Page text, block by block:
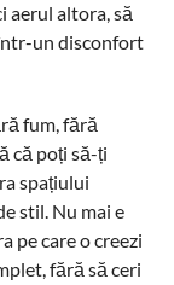
aerul altora, să
un disconfort
fum, fără
că poți să-ți
spațiului
stil. Nu mai e
pe care o creezi
fără să ceri